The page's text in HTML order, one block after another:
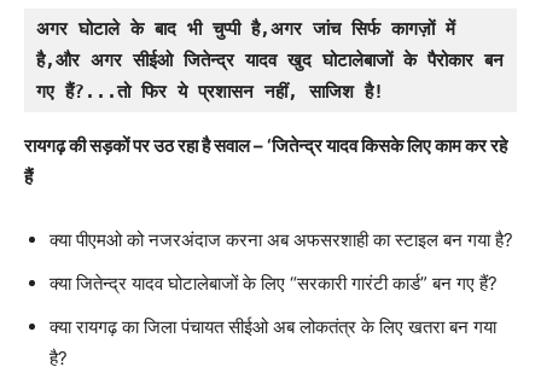
अगर घोटाले के बाद भी चुप्पी है,अगर जांच सिर्फ कागज़ों में
है,और अगर सीईओ जितेन्द्र यादव खुद घोटालेबाजों के पैरोकार बन
गए हैं?...तो फिर ये प्रशासन नहीं, साजिश है!
रायगढ़ की सड़कों पर उठ रहा है सवाल – ‘जितेन्द्र यादव किसके लिए काम कर रहे
हैं
क्या पीएमओ को नजरअंदाज करना अब अफसरशाही का स्टाइल बन गया है?
क्या जितेन्द्र यादव घोटालेबाजों के लिए “सरकारी गारंटी कार्ड” बन गए हैं?
क्या रायगढ़ का जिला पंचायत सीईओ अब लोकतंत्र के लिए खतरा बन गया
है?